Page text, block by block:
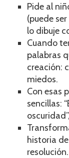
Pide al
(puede
lo dibuje
Cuando
palabras
creación:
miedos.
Con esas
sencillas:
historia
resolución.